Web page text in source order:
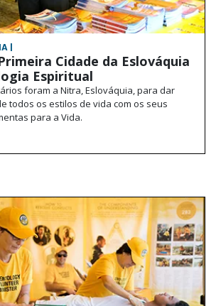
|
Cidade da Eslováquia
Espiritual
foram a Nitra, Eslováquia, para dar
todos os estilos de vida com os seus
para a Vida.